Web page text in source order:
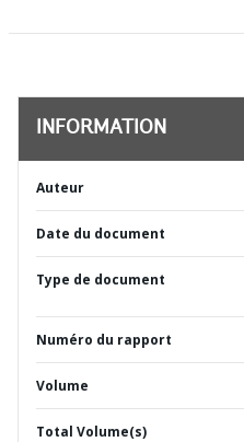
INFORMATION
Auteur
Date du document
Type de document
Numéro du rapport
Volume
Total Volume(s)